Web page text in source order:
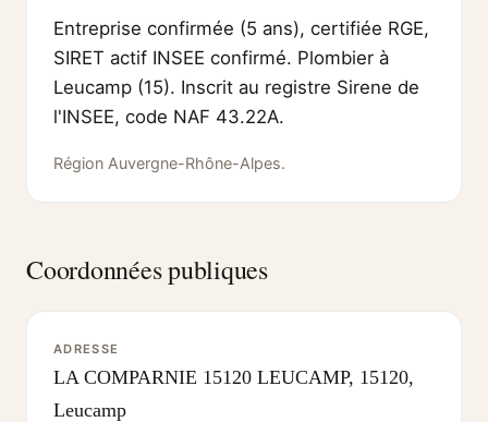
Entreprise confirmée (5 ans), certifiée RGE,
SIRET actif INSEE confirmé. Plombier à
Leucamp (15). Inscrit au registre Sirene de
l'INSEE, code NAF 43.22A.
Région Auvergne-Rhône-Alpes.
Coordonnées publiques
ADRESSE
LA COMPARNIE 15120 LEUCAMP, 15120,
Leucamp